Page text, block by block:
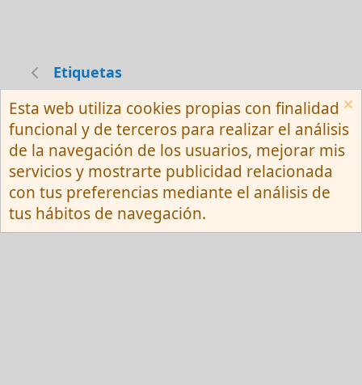
Etiquetas
Español (Neutro) Tu
Contactarnos
Términos y reglas
Privacy policy
Ayuda
R
S
S
Community platform by XenForo ® © 2010-
2026 XenForo Ltd.
Esta web utiliza cookies propias con finalidad
funcional y de terceros para realizar el análisis
de la navegación de los usuarios, mejorar mis
servicios y mostrarte publicidad relacionada
con tus preferencias mediante el análisis de
tus hábitos de navegación.